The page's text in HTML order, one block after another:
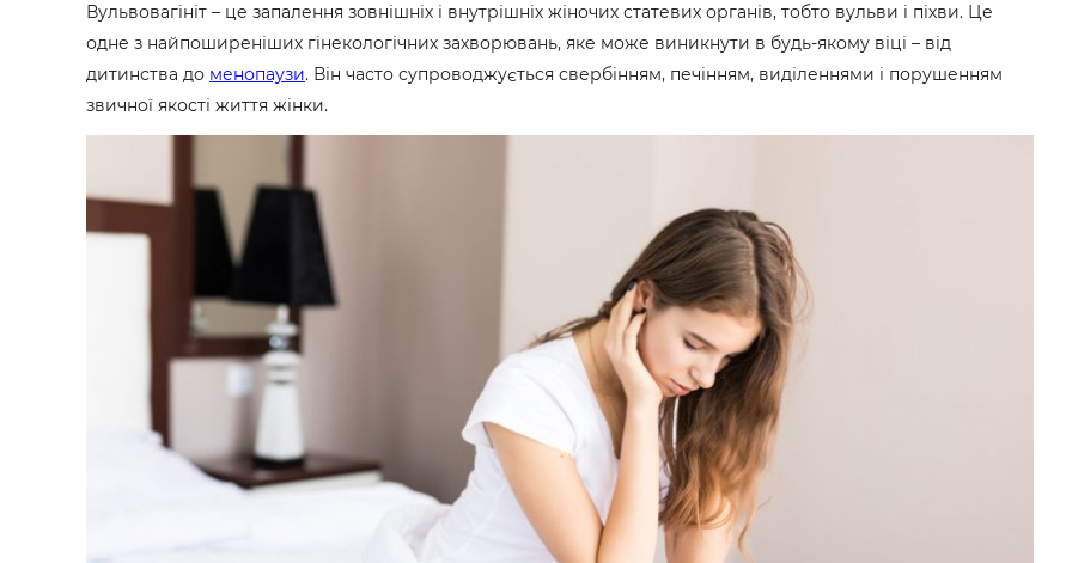
Вульвовагініт – це запалення зовнішніх і внутрішніх жіночих статевих органів, тобто вульви і піхви. Це
одне з найпоширеніших гінекологічних захворювань, яке може виникнути в будь-якому віці – від
дитинства до менопаузи. Він часто супроводжується свербінням, печінням, виділеннями і порушенням
звичної якості життя жінки.